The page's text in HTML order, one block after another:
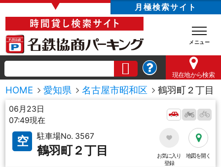
▼ 月極検索サイト
現在地から検索
HOME 愛知県 名古屋市昭和区 鶴羽町２丁目
06月23日
07:49現在
空 駐車場No. 3567
鶴羽町２丁目
お気に入り
登録
地図を開く